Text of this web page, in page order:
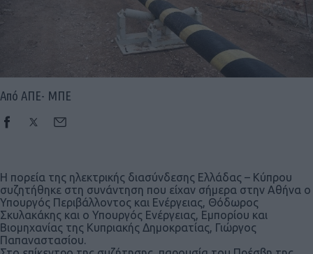
Social
Από ΑΠΕ- ΜΠΕ
Η πορεία της ηλεκτρικής διασύνδεσης Ελλάδας – Κύπρου
συζητήθηκε στη συνάντηση που είχαν σήμερα στην Αθήνα ο
Υπουργός Περιβάλλοντος και Ενέργειας, Θόδωρος
Σκυλακάκης και ο Υπουργός Ενέργειας, Εμπορίου και
Βιομηχανίας της Κυπριακής Δημοκρατίας, Γιώργος
Παπαναστασίου.